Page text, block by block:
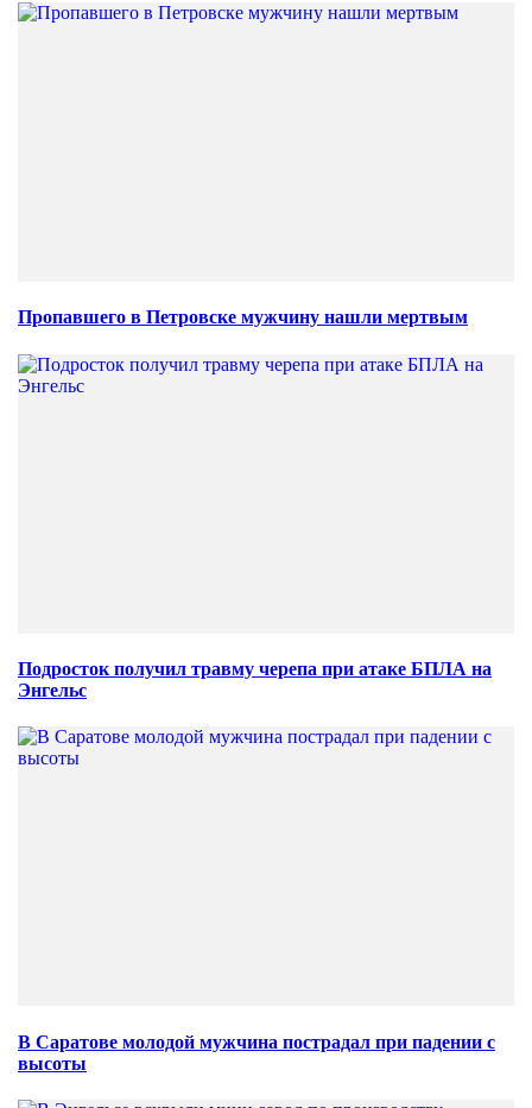
Пропавшего в Петровске мужчину нашли мертвым
Подросток получил травму черепа при атаке БПЛА на
Энгельс
В Саратове молодой мужчина пострадал при падении с
высоты